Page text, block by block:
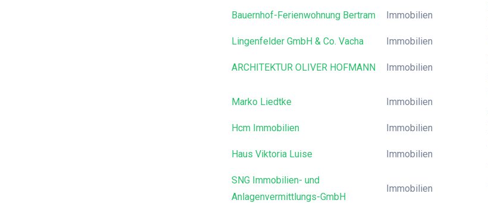
Bauernhof-Ferienwohnung Bertram Immobilien
Lingenfelder GmbH & Co. Vacha
Immobilien
ARCHITEKTUR OLIVER HOFMANN Immobilien
Marko Liedtke Immobilien
Hcm Immobilien
Immobilien
Haus Viktoria Luise Immobilien
SNG Immobilien- und
Anlagenvermittlungs-GmbH
Immobilien